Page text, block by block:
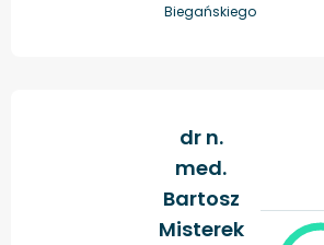
Biegańskiego
dr n.
med.
Bartosz
Misterek